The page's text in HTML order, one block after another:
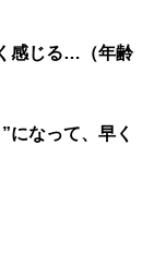
感じる…（年齢
になって、早く